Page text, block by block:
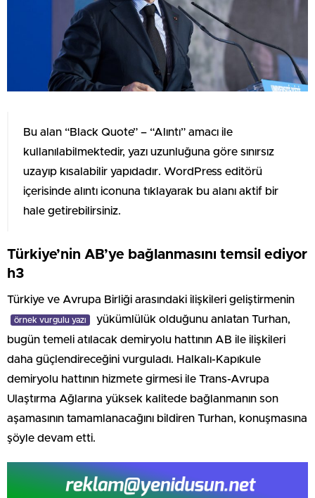
Bu alan “Black Quote” – “Alıntı” amacı ile
kullanılabilmektedir, yazı uzunluğuna göre sınırsız
uzayıp kısalabilir yapıdadır. WordPress editörü
içerisinde alıntı iconuna tıklayarak bu alanı aktif bir
hale getirebilirsiniz.
Türkiye’nin AB’ye bağlanmasını temsil ediyor
h3
Türkiye ve Avrupa Birliği arasındaki ilişkileri geliştirmenin
örnek vurgulu yazı
yükümlülük olduğunu anlatan Turhan,
bugün temeli atılacak demiryolu hattının AB ile ilişkileri
daha güçlendireceğini vurguladı. Halkalı-Kapıkule
demiryolu hattının hizmete girmesi ile Trans-Avrupa
Ulaştırma Ağlarına yüksek kalitede bağlanmanın son
aşamasının tamamlanacağını bildiren Turhan, konuşmasına
şöyle devam etti.